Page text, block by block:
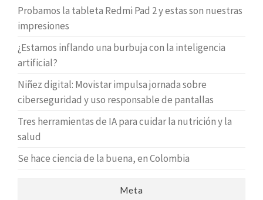
Probamos la tableta Redmi Pad 2 y estas son nuestras
impresiones
¿Estamos inflando una burbuja con la inteligencia
artificial?
Niñez digital: Movistar impulsa jornada sobre
ciberseguridad y uso responsable de pantallas
Tres herramientas de IA para cuidar la nutrición y la
salud
Se hace ciencia de la buena, en Colombia
Meta